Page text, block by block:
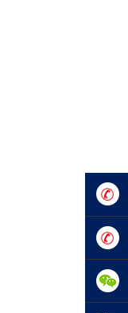
0769-
133-